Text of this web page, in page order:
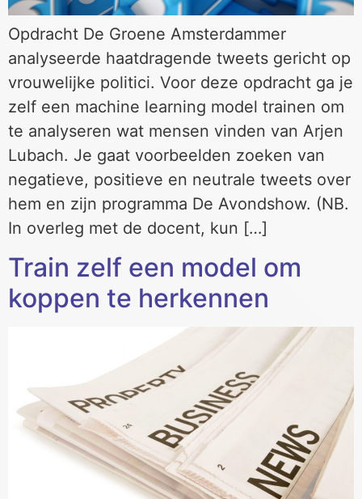
Opdracht De Groene Amsterdammer
analyseerde haatdragende tweets gericht op
vrouwelijke politici. Voor deze opdracht ga je
zelf een machine learning model trainen om
te analyseren wat mensen vinden van Arjen
Lubach. Je gaat voorbeelden zoeken van
negatieve, positieve en neutrale tweets over
hem en zijn programma De Avondshow. (NB.
In overleg met de docent, kun […]
Train zelf een model om
koppen te herkennen